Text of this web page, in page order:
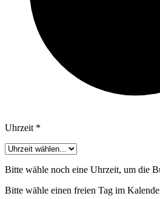
Uhrzeit *
Bitte wähle noch eine Uhrzeit, um die
Bitte wähle einen freien Tag im